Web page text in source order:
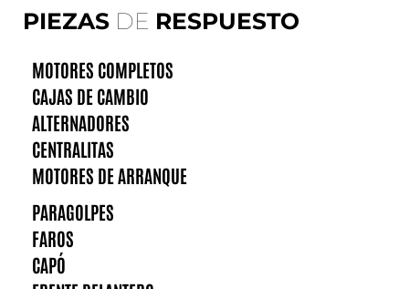
PIEZAS DE RESPUESTO
MOTORES COMPLETOS
CAJAS DE CAMBIO
ALTERNADORES
CENTRALITAS
MOTORES DE ARRANQUE
PARAGOLPES
FAROS
CAPÓ